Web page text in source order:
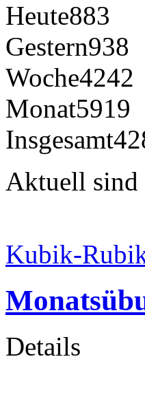
Heute883
Gestern938
Woche4242
Monat5919
Insgesamt
Aktuell sind
Kubik-
Details